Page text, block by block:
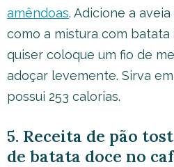
amêndoas. Adicione a
como a mistura com
quiser coloque um fio de
adoçar levemente. Sirva
possui 253 calorias.
5. Receita de pão
de batata doce no